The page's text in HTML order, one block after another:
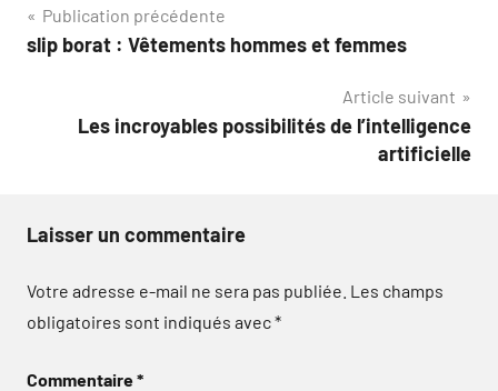
Navigation
de
Publication précédente
slip borat : Vêtements hommes et femmes
Article suivant
Les incroyables possibilités de l’intelligence
artificielle
Laisser un commentaire
Votre adresse e-mail ne sera pas publiée. Les champs
obligatoires sont indiqués avec*
Commentaire*